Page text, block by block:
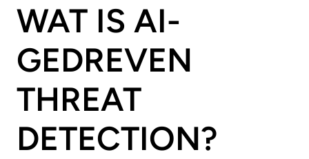
WAT IS AI-
GEDREVEN
THREAT
DETECTION?